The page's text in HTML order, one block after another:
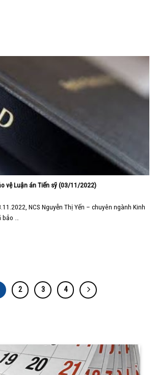
vệ Luận án Tiến sỹ (03/11/2022)
NCS Nguyễn Thị Yến – chuyên ngành Kinh
…
2 3 4